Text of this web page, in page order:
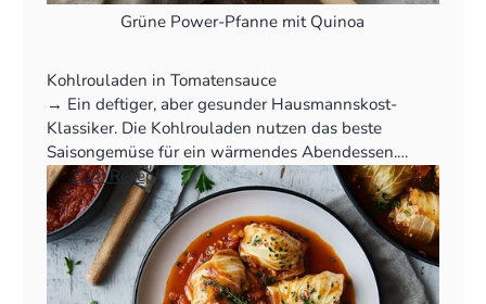
Grüne Power-Pfanne mit Quinoa
Kohlrouladen in Tomatensauce
‍→ Ein deftiger, aber gesunder Hausmannskost-
Klassiker. Die Kohlrouladen nutzen das beste
Saisongemüse für ein wärmendes Abendessen.
👉 Zum Rezept